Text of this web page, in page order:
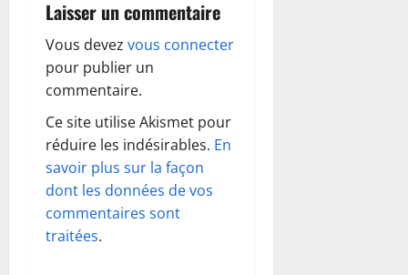
t
i
o
n
d
’
a
Laisser un commentaire
Vous devez vous connecter
pour publier un
commentaire.
Ce site utilise Akismet pour
réduire les indésirables. En
savoir plus sur la façon
dont les données de vos
commentaires sont
traitées.